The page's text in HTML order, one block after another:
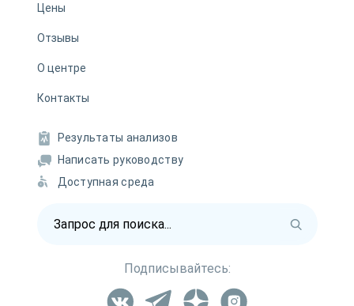
Цены
Отзывы
О центре
Контакты
Результаты анализов
Написать руководству
Доступная среда
Подписывайтесь: